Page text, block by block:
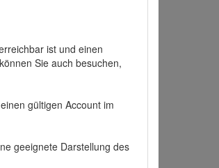
ist und einen
Sie auch besuchen,
gültigen Account im
geeignete Darstellung des